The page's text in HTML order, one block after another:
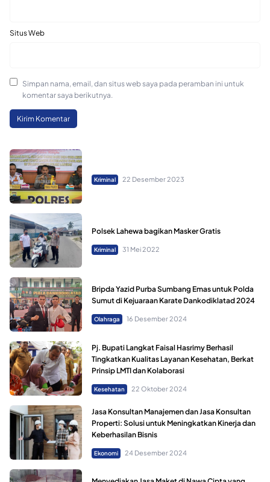
Situs Web
Simpan nama, email, dan situs web saya pada peramban ini untuk
komentar saya berikutnya.
Kriminal 22 Desember 2023
Polsek Lahewa bagikan Masker Gratis
Kriminal 31 Mei 2022
Bripda Yazid Purba Sumbang Emas untuk Polda
Sumut di Kejuaraan Karate Dankodiklatad 2024
Olahraga 16 Desember 2024
Pj. Bupati Langkat Faisal Hasrimy Berhasil
Tingkatkan Kualitas Layanan Kesehatan, Berkat
Prinsip LMTI dan Kolaborasi
Kesehatan 22 Oktober 2024
Jasa Konsultan Manajemen dan Jasa Konsultan
Properti: Solusi untuk Meningkatkan Kinerja dan
Keberhasilan Bisnis
Ekonomi 24 Desember 2024